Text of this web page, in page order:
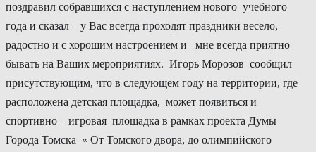
поздравил собравшихся с наступлением нового учебного
года и сказал – у Вас всегда проходят праздники весело,
радостно и с хорошим настроением и мне всегда приятно
бывать на Ваших мероприятиях. Игорь Морозов сообщил
присутствующим, что в следующем году на территории, где
расположена детская площадка, может появиться и
спортивно – игровая площадка в рамках проекта Думы
Города Томска « От Томского двора, до олимпийского